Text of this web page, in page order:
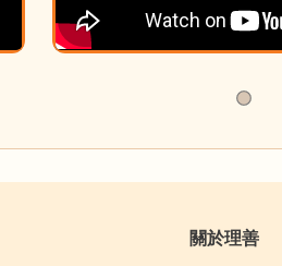
關於理善